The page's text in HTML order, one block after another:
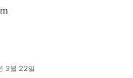
3월 22일